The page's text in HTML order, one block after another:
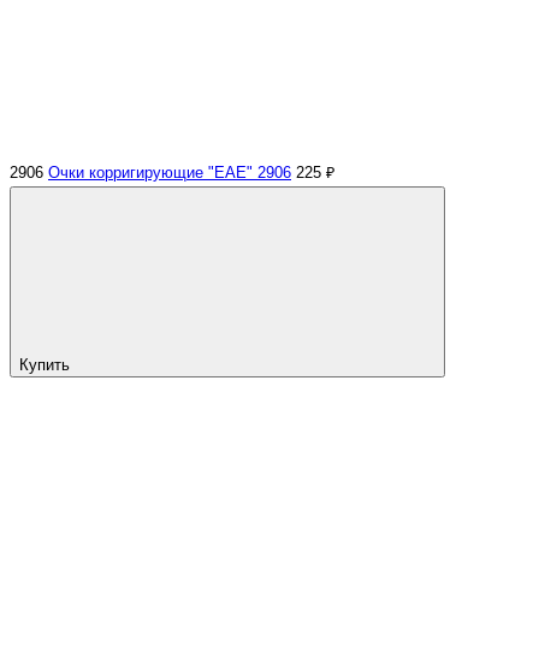
2906 Очки корригирующие "EAE" 2906 225 ₽
Купить